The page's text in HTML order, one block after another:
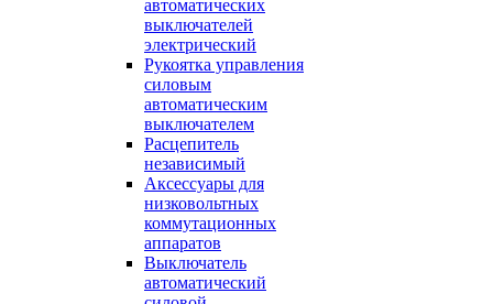
автоматических
выключателей
электрический
Рукоятка управления
силовым
автоматическим
выключателем
Расцепитель
независимый
Аксессуары для
низковольтных
коммутационных
аппаратов
Выключатель
автоматический